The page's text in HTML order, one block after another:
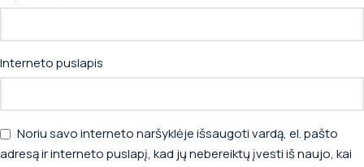
Interneto puslapis
Noriu savo interneto naršyklėje išsaugoti vardą, el. pašto
adresą ir interneto puslapį, kad jų nebereiktų įvesti iš naujo, kai